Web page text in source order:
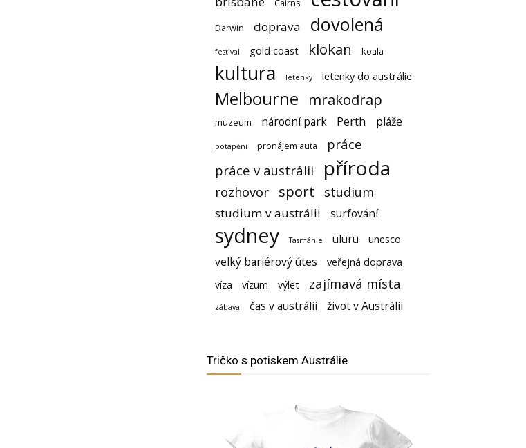
Cairns
Darwin doprava dovolená
festival gold coast klokan koala
kultura letenky letenky do austrálie
Melbourne mrakodrap
muzeum národní park Perth pláže
potápění pronájem auta
práce
práce v austrálii
příroda
rozhovor sport studium
studium v austrálii surfování
sydney Tasmánie uluru unesco
velký bariérový útes
veřejná doprava
víza
vízum výlet zajímavá místa
zábava čas v austrálii život v Austrálii
Tričko s potiskem Austrálie